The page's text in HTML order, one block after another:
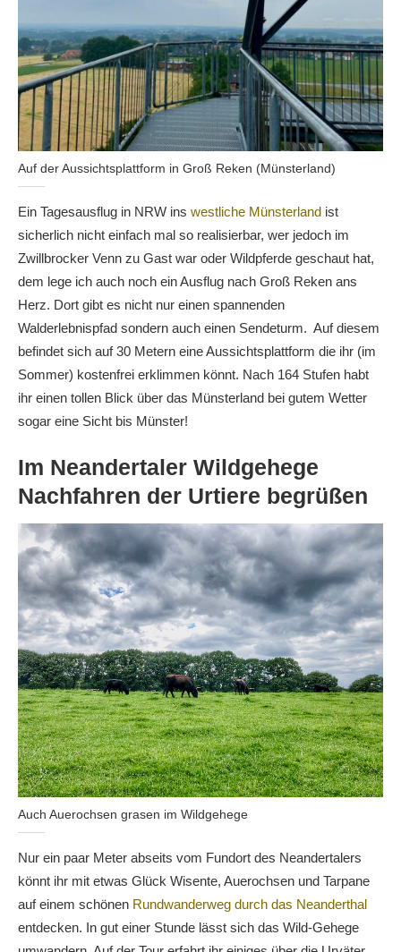
Auf der Aussichtsplattform in Groß Reken (Münsterland)
Ein Tagesausflug in NRW ins westliche Münsterland ist
sicherlich nicht einfach mal so realisierbar, wer jedoch im
Zwillbrocker Venn zu Gast war oder Wildpferde geschaut hat,
dem lege ich auch noch ein Ausflug nach Groß Reken ans
Herz. Dort gibt es nicht nur einen spannenden
Walderlebnispfad sondern auch einen Sendeturm. Auf diesem
befindet sich auf 30 Metern eine Aussichtsplattform die ihr (im
Sommer) kostenfrei erklimmen könnt. Nach 164 Stufen habt
ihr einen tollen Blick über das Münsterland bei gutem Wetter
sogar eine Sicht bis Münster!
Im Neandertaler Wildgehege
Nachfahren der Urtiere begrüßen
Auch Auerochsen grasen im Wildgehege
Nur ein paar Meter abseits vom Fundort des Neandertalers
könnt ihr mit etwas Glück Wisente, Auerochsen und Tarpane
auf einem schönen Rundwanderweg durch das Neanderthal
entdecken. In gut einer Stunde lässt sich das Wild-Gehege